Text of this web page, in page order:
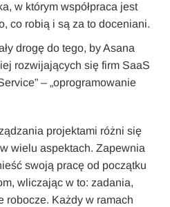
w którym współpraca jest
co robią i są za to doceniani.
drogę do tego, by Asana
rozwijających się firm SaaS
– „oprogramowanie
projektami różni się
wielu aspektach. Zapewnia
swoją pracę od początku
wliczając w to: zadania,
robocze. Każdy w ramach